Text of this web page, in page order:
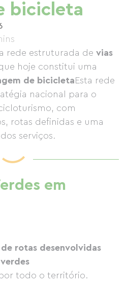
bicicleta
rede estruturada de vias
hoje constitui uma
de bicicletaEsta rede
nacional para o
com
rotas definidas e uma
serviços.
em
rotas desenvolvidas
verdes
todo o território.